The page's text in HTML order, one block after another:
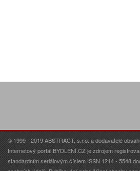
© 1999 - 2019 ABSTRACT, s.r.o. a dodavatelé
Internetový portál BYDLENÍ.CZ je zdrojem
standardním seriálovým číslem ISSN 1214 - 5548